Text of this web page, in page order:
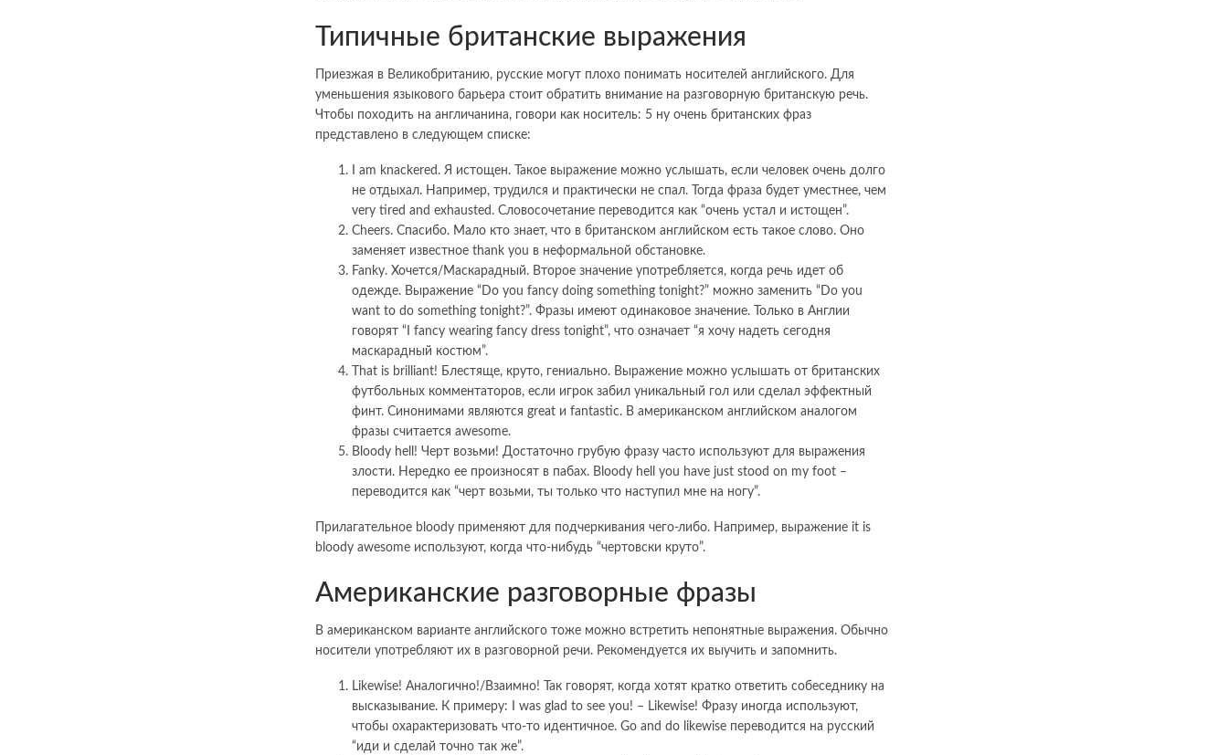
Типичные британские выражения
Приезжая в Великобританию, русские могут плохо понимать носителей английского. Для
уменьшения языкового барьера стоит обратить внимание на разговорную британскую речь.
Чтобы походить на англичанина, говори как носитель: 5 ну очень британских фраз
представлено в следующем списке:
I am knackered. Я истощен. Такое выражение можно услышать, если человек очень долго
не отдыхал. Например, трудился и практически не спал. Тогда фраза будет уместнее, чем
very tired and exhausted. Словосочетание переводится как “очень устал и истощен”.
Cheers. Спасибо. Мало кто знает, что в британском английском есть такое слово. Оно
заменяет известное thank you в неформальной обстановке.
Fanky. Хочется/Маскарадный. Второе значение употребляется, когда речь идет об
одежде. Выражение “Do you fancy doing something tonight?” можно заменить “Do you
want to do something tonight?”. Фразы имеют одинаковое значение. Только в Англии
говорят “I fancy wearing fancy dress tonight”, что означает “я хочу надеть сегодня
маскарадный костюм”.
That is brilliant! Блестяще, круто, гениально. Выражение можно услышать от британских
футбольных комментаторов, если игрок забил уникальный гол или сделал эффектный
финт. Синонимами являются great и fantastic. В американском английском аналогом
фразы считается awesome.
Bloody hell! Черт возьми! Достаточно грубую фразу часто используют для выражения
злости. Нередко ее произносят в пабах. Bloody hell you have just stood on my foot –
переводится как “черт возьми, ты только что наступил мне на ногу”.
Прилагательное bloody применяют для подчеркивания чего-либо. Например, выражение it is
bloody awesome используют, когда что-нибудь “чертовски круто”.
Американские разговорные фразы
В американском варианте английского тоже можно встретить непонятные выражения. Обычно
носители употребляют их в разговорной речи. Рекомендуется их выучить и запомнить.
Likewise! Аналогично!/Взаимно! Так говорят, когда хотят кратко ответить собеседнику на
высказывание. К примеру: I was glad to see you! – Likewise! Фразу иногда используют,
чтобы охарактеризовать что-то идентичное. Go and do likewise переводится на русский
“иди и сделай точно так же”.